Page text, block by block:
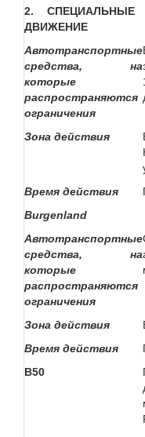
2. СПЕЦИАЛЬНЫЕ
ДВИЖЕНИЕ
Автотранспортные
средства, на
которые
распространяются
ограничения
Зона действия
Время действия
Burgenland
Автотранспортные
средства, на
которые
распространяются
ограничения
Зона действия
Время действия
В50